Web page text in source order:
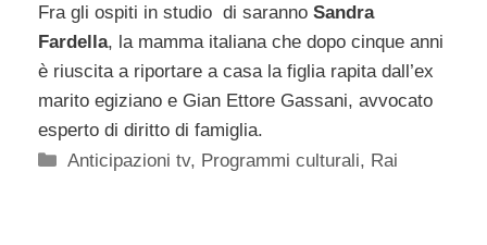
Fra gli ospiti in studio di saranno Sandra
Fardella, la mamma italiana che dopo cinque anni
è riuscita a riportare a casa la figlia rapita dall’ex
marito egiziano e Gian Ettore Gassani, avvocato
esperto di diritto di famiglia.
Categorie
Anticipazioni tv, Programmi culturali, Rai